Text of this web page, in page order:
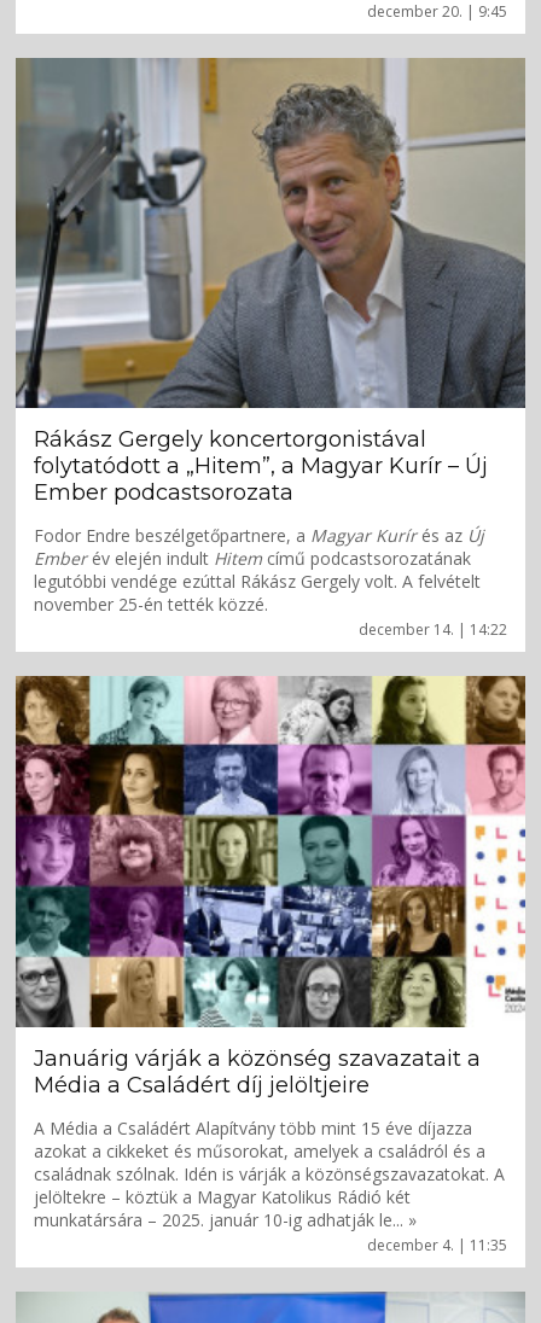
december 20. | 9:45
december 14. | 14:22
Rákász Gergely koncertorgonistával
folytatódott a „Hitem”, a Magyar Kurír – Új
Ember podcastsorozata
Fodor Endre beszélgetőpartnere, a Magyar Kurírés az Új
Emberév elején indult Hitem című podcastsorozatának
legutóbbi vendége ezúttal Rákász Gergely volt. A felvételt
november 25-én tették közzé.
december 4. | 11:35
Januárig várják a közönség szavazatait a
Média a Családért díj jelöltjeire
A Média a Családért Alapítvány több mint 15 éve díjazza
azokat a cikkeket és műsorokat, amelyek a családról és a
családnak szólnak. Idén is várják a közönségszavazatokat. A
jelöltekre – köztük a Magyar Katolikus Rádió két
munkatársára – 2025. január 10-ig adhatják le... »